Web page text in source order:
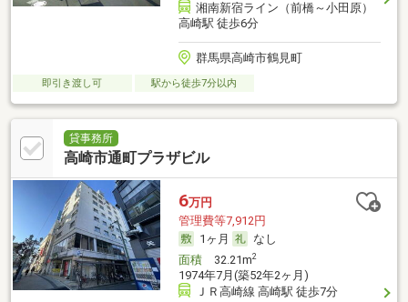
湘南新宿ライン（前橋～小田原）
高崎駅 徒歩6分
群馬県高崎市鶴見町
即引き渡し可 駅から徒歩7分以内
貸事務所
高崎市通町プラザビル
6万円
管理費等7,912円
1ヶ月
なし
面積32.21m2
1974年7月(築52年2ヶ月)
ＪＲ高崎線 高崎駅 徒歩7分